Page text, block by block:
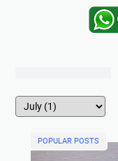
POPULAR POSTS